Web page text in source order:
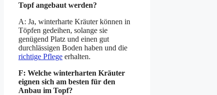
Topf angebaut werden?
A: Ja, winterharte Kräuter können in
Töpfen gedeihen, solange sie
genügend Platz und einen gut
durchlässigen Boden haben und die
richtige Pflege erhalten.
F: Welche winterharten Kräuter
eignen sich am besten für den
Anbau im Topf?